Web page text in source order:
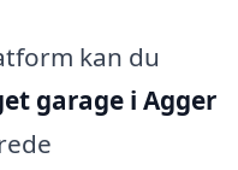
kan du
garage i Agger